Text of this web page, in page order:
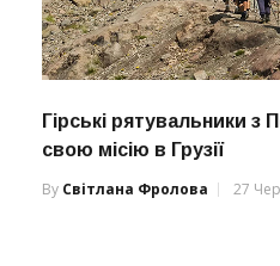
Гірські рятувальники
свою місію в Грузії
By Світлана Фролова 27